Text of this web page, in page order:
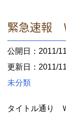
緊急速報
公開日：2011/
更新日：2011/
未分類
タイトル通り